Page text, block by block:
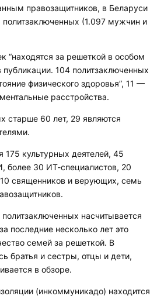
правозащитников, в Беларуси
политзаключенных (1.097 мужчин и
“находятся за решеткой в особом
публикации. 104 политзаключенных
физического здоровья”, 11 —
расстройства.
старше 60 лет, 29 являются
175 культурных деятелей, 45
более 30 ИТ-специалистов, 20
священников и верующих, семь
насчитывается
последние несколько лет это
семей за решеткой. В
братья и сестры, отцы и дети,
в обзоре.
(инкоммуникадо) находится